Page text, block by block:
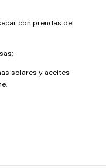
con prendas del
solares y aceites